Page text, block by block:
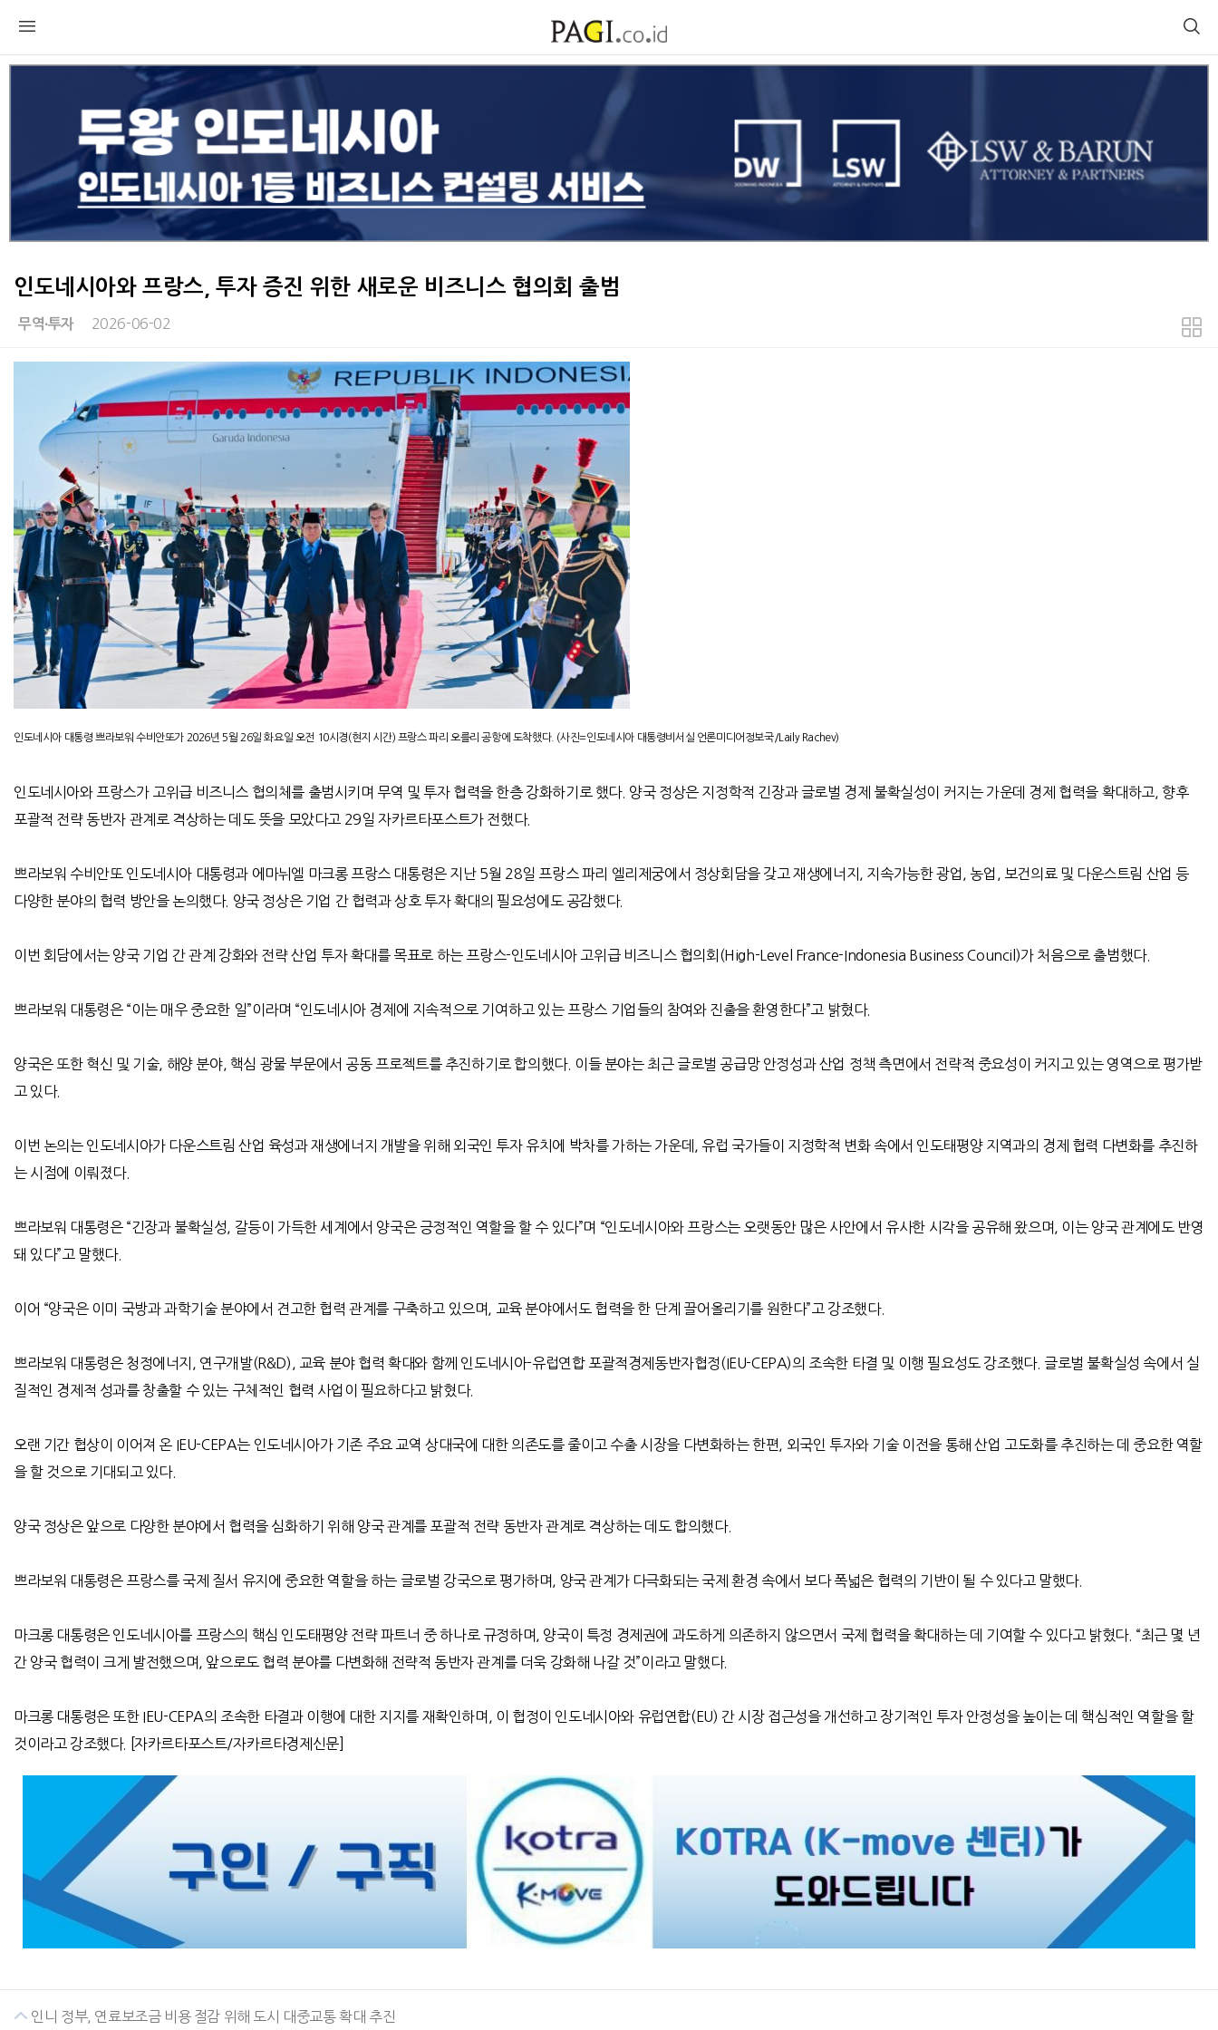
인도네시아와 프랑스, 투자 증진 위한 새로운 비즈니스 협의회 출범
무역∙투자 2026-06-02
인도네시아 대통령 쁘라보워 수비안또가 2026년 5월 26일 화요일 오전 10시경(현지 시간) 프랑스 파리 오를리 공항에 도착했다. (사진=인도네시아 대통령비서실 언론미디어정보국/Laily Rachev)
인도네시아와 프랑스가 고위급 비즈니스 협의체를 출범시키며 무역 및 투자 협력을 한층 강화하기로 했다. 양국 정상은 지정학적 긴장과 글로벌 경제 불확실성이 커지는 가운데 경제 협력을 확대하고,향후
포괄적 전략 동반자 관계로 격상하는 데도 뜻을 모았다고 29일 자카르타포스트가 전했다.
쁘라보워 수비안또 인도네시아 대통령과 에마뉘엘 마크롱 프랑스 대통령은 지난 5월 28일 프랑스 파리 엘리제궁에서 정상회담을 갖고 재생에너지 , 지속가능한 광업 , 농업 , 보건의료 및 다운스트림 산업 등
다양한 분야의 협력 방안을 논의했다. 양국 정상은 기업 간 협력과 상호 투자 확대의 필요성에도 공감했다.
이번 회담에서는 양국 기업 간 관계 강화와 전략 산업 투자 확대를 목표로 하는 프랑스-인도네시아 고위급 비즈니스 협의회 (High-Level France-Indonesia Business Council)가 처음으로 출범했다.
쁘라보워 대통령은“이는 매우 중요한 일”이라며 “인도네시아 경제에 지속적으로 기여하고 있는 프랑스 기업들의 참여와 진출을 환영한다”고 밝혔다.
양국은 또한 혁신 및 기술, 해양 분야, 핵심 광물 부문에서 공동 프로젝트를 추진하기로 합의했다. 이들 분야는 최근 글로벌 공급망 안정성과 산업 정책 측면에서 전략적 중요성이 커지고 있는 영역으로 평가받
고 있다.
이번 논의는 인도네시아가 다운스트림 산업 육성과 재생에너지 개발을 위해 외국인 투자 유치에 박차를 가하는 가운데 , 유럽 국가들이 지정학적 변화 속에서 인도태평양 지역과의 경제 협력 다변화를 추진하
는 시점에 이뤄졌다.
쁘라보워 대통령은“긴장과 불확실성, 갈등이 가득한 세계에서 양국은 긍정적인 역할을 할 수 있다”며 “인도네시아와 프랑스는 오랫동안 많은 사안에서 유사한 시각을 공유해 왔으며 , 이는 양국 관계에도 반영
돼 있다”고 말했다.
이어 “양국은 이미 국방과 과학기술 분야에서 견고한 협력 관계를 구축하고 있으며 , 교육 분야에서도 협력을 한 단계 끌어올리기를 원한다”고 강조했다.
쁘라보워 대통령은 청정에너지 , 연구개발(R&D), 교육 분야 협력 확대와 함께 인도네시아-유럽연합 포괄적경제동반자협정(IEU-CEPA)의 조속한 타결 및 이행 필요성도 강조했다. 글로벌 불확실성 속에서 실
질적인 경제적 성과를 창출할 수 있는 구체적인 협력 사업이 필요하다고 밝혔다.
오랜 기간 협상이 이어져 온 IEU-CEPA는 인도네시아가 기존 주요 교역 상대국에 대한 의존도를 줄이고 수출 시장을 다변화하는 한편, 외국인 투자와 기술 이전을 통해 산업 고도화를 추진하는 데 중요한 역할
을 할 것으로 기대되고 있다.
양국 정상은 앞으로 다양한 분야에서 협력을 심화하기 위해 양국 관계를 포괄적 전략 동반자 관계로 격상하는 데도 합의했다.
쁘라보워 대통령은 프랑스를 국제 질서 유지에 중요한 역할을 하는 글로벌 강국으로 평가하며 , 양국 관계가 다극화되는 국제 환경 속에서 보다 폭넓은 협력의 기반이 될 수 있다고 말했다.
마크롱 대통령은 인도네시아를 프랑스의 핵심 인도태평양 전략 파트너 중 하나로 규정하며 , 양국이 특정 경제권에 과도하게 의존하지 않으면서 국제 협력을 확대하는 데 기여할 수 있다고 밝혔다. “최근 몇 년
간 양국 협력이 크게 발전했으며 , 앞으로도 협력 분야를 다변화해 전략적 동반자 관계를 더욱 강화해 나갈 것”이라고 말했다.
마크롱 대통령은 또한IEU-CEPA의 조속한 타결과 이행에 대한 지지를 재확인하며 , 이 협정이 인도네시아와 유럽연합(EU) 간 시장 접근성을 개선하고 장기적인 투자 안정성을 높이는 데 핵심적인 역할을 할
것이라고 강조했다. [자카르타포스트/자카르타경제신문]
인니 정부, 연료보조금 비용 절감 위해 도시 대중교통 확대 추진